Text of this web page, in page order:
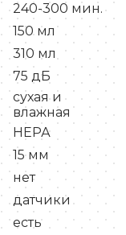
240-300 мин.
150 мл
310 мл
75 дБ
сухая и
влажная
НЕРА
15 мм
нет
датчики
есть